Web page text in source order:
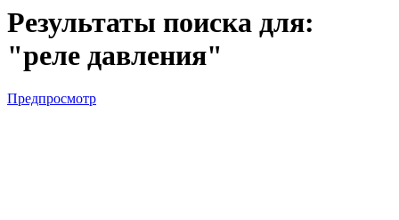
Результаты поиска для:
"реле давления"
Предпросмотр